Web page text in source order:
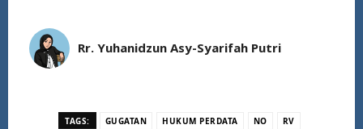
Rr. Yuhanidzun Asy-Syarifah Putri
TAGS: GUGATAN HUKUM PERDATA NO RV